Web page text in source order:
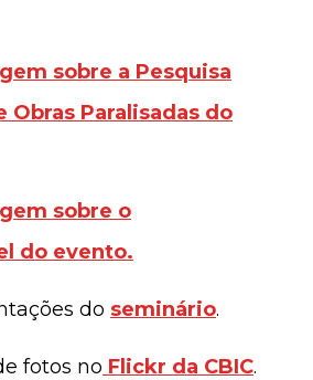
sobre a Pesquisa
Obras Paralisadas do
sobre o
do evento.
do seminário.
fotos no Flickr da CBIC.